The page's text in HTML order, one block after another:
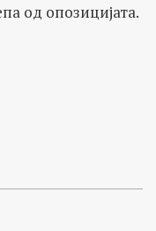
од опозицијата.